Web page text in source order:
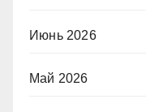
Июнь 2026
Май 2026